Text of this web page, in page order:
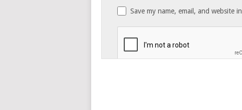
Save my name, email, and website